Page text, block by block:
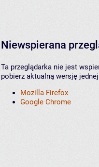
Niewspierana
Ta przeglądarka nie jest
pobierz aktualną wersję
Mozilla Firefox
Google Chrome